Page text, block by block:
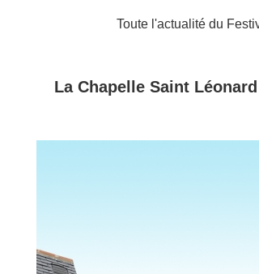
Toute l'actualité du
La Chapelle Saint